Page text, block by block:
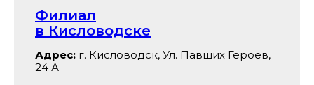
Филиал
в Кисловодске
Адрес: г. Кисловодск, Ул. Павших Героев,
24 А